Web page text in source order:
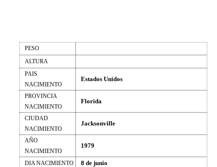
PESO
ALTURA
PAIS
NACIMIENTO
Estados Unidos
PROVINCIA
NACIMIENTO
Florida
CIUDAD
NACIMIENTO
Jacksonville
AÑO
NACIMIENTO
1979
DIA NACIMIENTO 8 de junio